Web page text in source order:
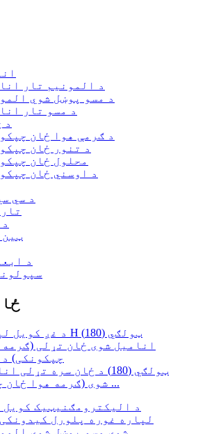
د المونیم تار
د مسو پوښل شوي
د مسو تار
د
د ګرمې هوا ځان
د تنور ځان
محلول ځان
د اوسني ځان
د سي
د CCAM تار
ټین
د
شوی (ګرمه هوا ځان چپکونکی ...